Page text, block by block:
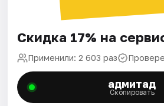
Скидка 17% на
Применили: 2 603 раз
адмитад
Скопировать